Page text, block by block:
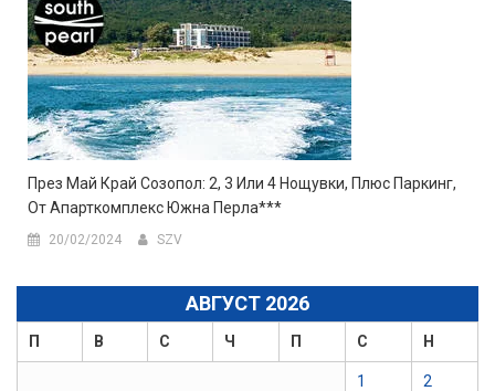
През Май Край Созопол: 2, 3 Или 4 Нощувки, Плюс Паркинг,
От Апарткомплекс Южна Перла***
20/02/2024 SZV
АВГУСТ 2026
П В С Ч П С Н
1 2